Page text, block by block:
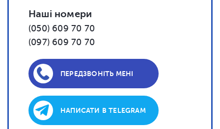
Наші номери
(050) 609 70 70
(097) 609 70 70
ПЕРЕДЗВОНІТЬ МЕНІ
НАПИСАТИ В TELEGRAM